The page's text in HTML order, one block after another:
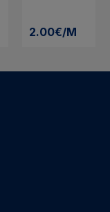
2.00€/M